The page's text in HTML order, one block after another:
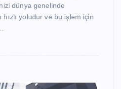
dünya genelinde
yoludur ve bu işlem için